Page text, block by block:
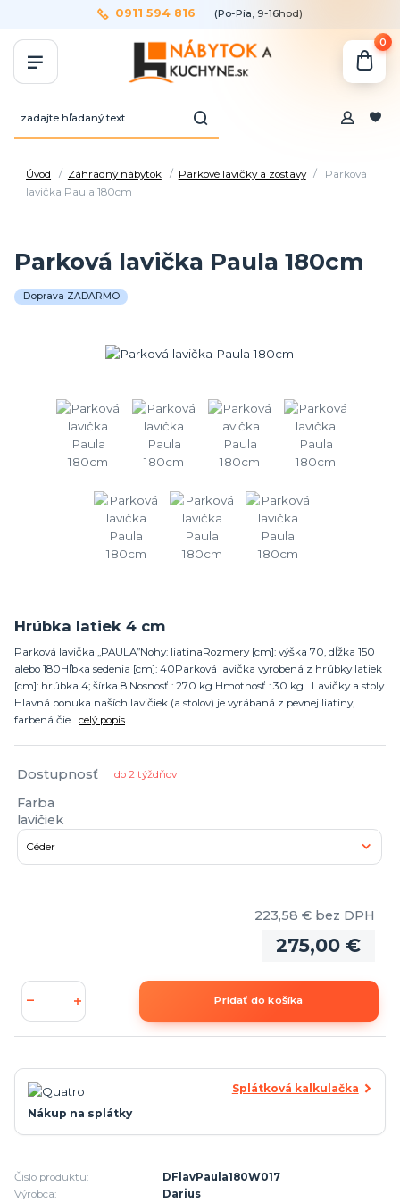
0911 594 816 (Po-Pia, 9-16hod)
0
Úvod Záhradný nábytok Parkové lavičky a zostavy
Parková
lavička Paula 180cm
Parková lavička Paula 180cm
Doprava ZADARMO
Hrúbka latiek 4 cm
Parková lavička „PAULA”Nohy: liatinaRozmery [cm]: výška 70, dĺžka 150
alebo 180Hľbka sedenia [cm]: 40Parková lavička vyrobená z hrúbky latiek
[cm]: hrúbka 4; šírka 8 Nosnosť : 270 kg Hmotnosť : 30 kg Lavičky a stoly
Hlavná ponuka naších lavičiek (a stolov) je vyrábaná z pevnej liatiny,
farbená čie... celý popis
Dostupnosť do 2 týždňov
Farba
lavičiek
275,00 €
223,58 € bez DPH
Pridať do košíka
Splátková kalkulačka
Nákup na splátky
Číslo produktu:
DFlavPaula180W017
Výrobca:
Darius